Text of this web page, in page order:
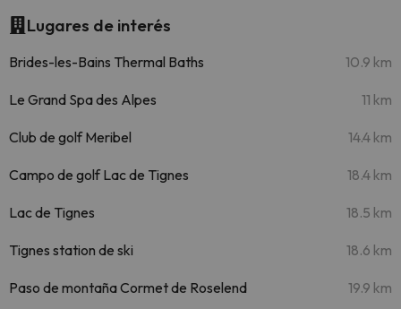
Lugares de interés
Brides-les-Bains Thermal Baths 10.9 km
Le Grand Spa des Alpes 11 km
Club de golf Meribel 14.4 km
Campo de golf Lac de Tignes 18.4 km
Lac de Tignes 18.5 km
Tignes station de ski 18.6 km
Paso de montaña Cormet de Roselend 19.9 km